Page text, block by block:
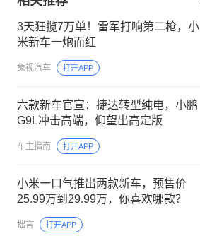
3天狂揽7万单！雷军打响第二枪，小
米新车一炮而红
象视汽车 打开APP
六款新车官宣：捷达转型纯电，小鹏
G9L冲击高端，仰望出高定版
车主指南 打开APP
小米一口气推出两款新车，预售价
25.99万到29.99万，你喜欢哪款？
拙言 打开APP